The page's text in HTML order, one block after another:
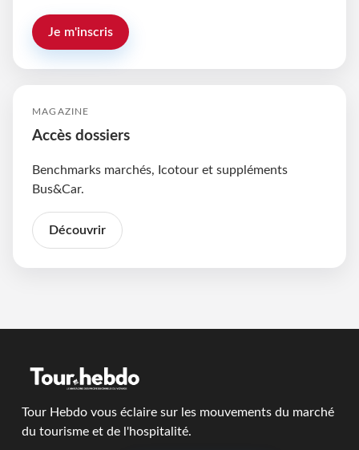
Je m'inscris
MAGAZINE
Accès dossiers
Benchmarks marchés, Icotour et suppléments
Bus&Car.
Découvrir
Tour Hebdo vous éclaire sur les mouvements du marché
du tourisme et de l'hospitalité.